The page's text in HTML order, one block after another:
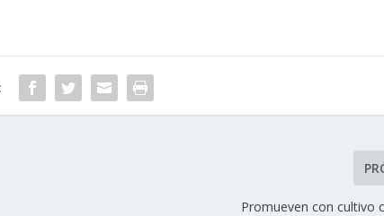
Promueven con cultivo